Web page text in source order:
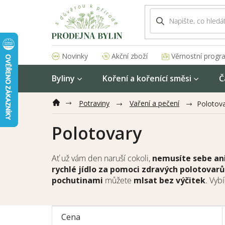
Novinky Akční zboží Věrnostní
Byliny Koření a kořenící směsi
Potraviny Vaření a pečení
Polotovary
Ať už vám den naruší cokoli, nemusíte sebe
rychlé jídlo za pomoci zdravých polotovarů
pochutinami můžete mlsat bez výčitek.
Cena